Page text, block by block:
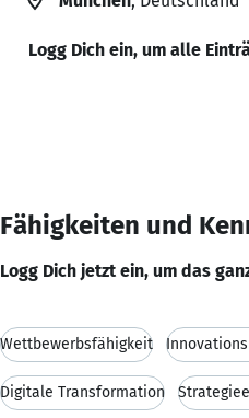
Logg Dich ein, um alle
Fähigkeiten und
Logg Dich jetzt ein, um das
Wettbewerbsfähigkeit
Digitale Transformation